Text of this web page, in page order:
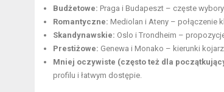
Budżetowe: Praga i Budapeszt – częste
Romantyczne: Mediolan i Ateny – połączenie
Skandynawskie: Oslo i Trondheim –
Prestiżowe: Genewa i Monako – kierunki
Mniej oczywiste (często też dla
profilu i łatwym dostępie.